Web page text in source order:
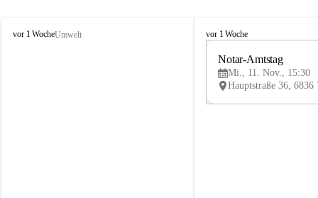
V
vor 1 WocheUmwelt
V
vor 1 Woche
Notar-Amtstag
Mi., 11. Nov., 15:30